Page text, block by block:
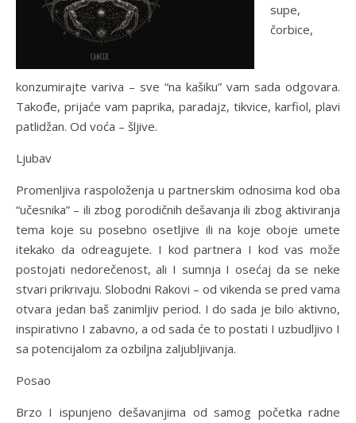
supe,
čorbice,
konzumirajte variva – sve “na kašiku” vam sada odgovara.
Takođe, prijaće vam paprika, paradajz, tikvice, karfiol, plavi
patlidžan. Od voća – šljive.
Ljubav
Promenljiva raspoloženja u partnerskim odnosima kod oba
“učesnika” – ili zbog porodičnih dešavanja ili zbog aktiviranja
tema koje su posebno osetljive ili na koje oboje umete
itekako da odreagujete. I kod partnera I kod vas može
postojati nedorečenost, ali I sumnja I osećaj da se neke
stvari prikrivaju. Slobodni Rakovi – od vikenda se pred vama
otvara jedan baš zanimljiv period. I do sada je bilo aktivno,
inspirativno I zabavno, a od sada će to postati I uzbudljivo I
sa potencijalom za ozbiljna zaljubljivanja.
Posao
Brzo I ispunjeno dešavanjima od samog početka radne